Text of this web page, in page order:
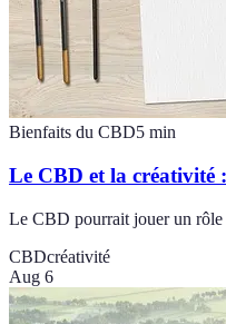
Bienfaits du CBD5 min
Le CBD et la créativité
Le CBD pourrait jouer un rôle
CBDcréativité
Aug 6